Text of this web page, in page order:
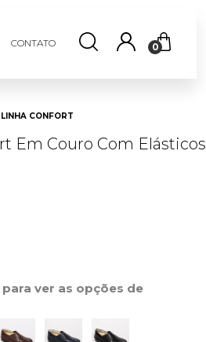
0
CONTATO
LINHA CONFORT
Em Couro Com Elásticos
ver as opções de